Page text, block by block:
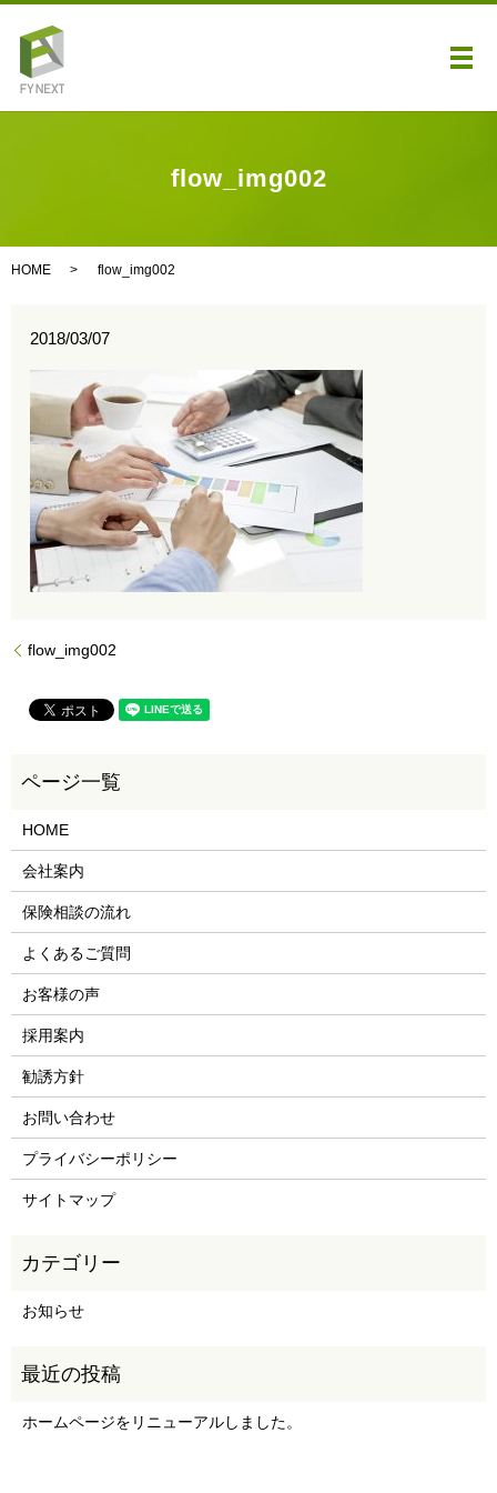
メ
flow_img002
HOME flow_img002
2018/03/07
flow_img002
HOME
会社案内
保険相談の流れ
よくあるご質問
お客様の声
採用案内
勧誘方針
お問い合わせ
プライバシーポリシー
サイトマップ
お知らせ
ホームページをリニューアルしました。